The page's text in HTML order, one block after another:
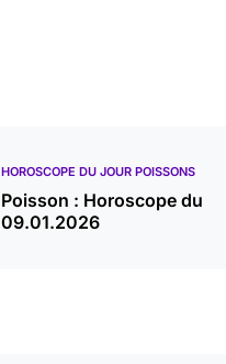
HOROSCOPE DU JOUR POISSONS
Poisson : Horoscope du
09.01.2026